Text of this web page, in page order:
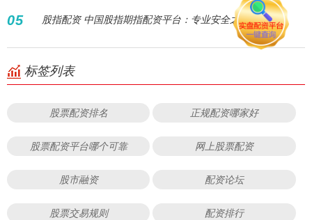
05 股指配资 中国股指期指配资平台：专业安全之选
标签列表
股票配资排名 正规配资哪家好
股票配资平台哪个可靠 网上股票配资
股市融资 配资论坛
股票交易规则 配资排行